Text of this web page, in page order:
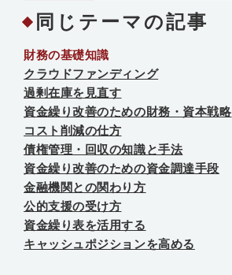
同じテーマの記事
財務の基礎知識
クラウドファンディング
過剰在庫を見直す
資金繰り改善のための財務・資本戦略
コスト削減の仕方
債権管理・回収の知識と手法
資金繰り改善のための資金調達手段
金融機関との関わり方
公的支援の受け方
資金繰り表を活用する
キャッシュポジションを高める